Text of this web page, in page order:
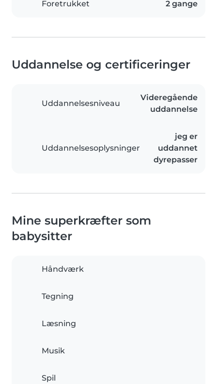
Foretrukket 2 gange
Uddannelse og certificeringer
Uddannelsesniveau
Videregående
uddannelse
Uddannelsesoplysninger
jeg er
uddannet
dyrepasser
Mine superkræfter som
babysitter
Håndværk
Tegning
Læsning
Musik
Spil